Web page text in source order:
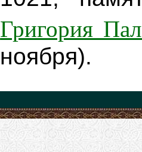
Григория
ноября).